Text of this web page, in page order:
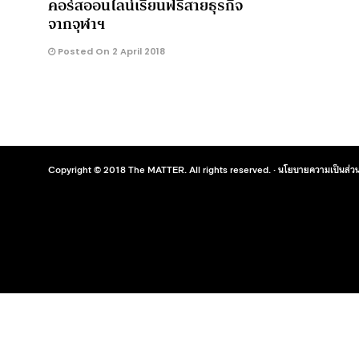
จากจุฬาฯ
Posted On 2 April 2018
Copyright © 2018 The MATTER. All rights reserved. ·นโยบายความเป็นส่ว